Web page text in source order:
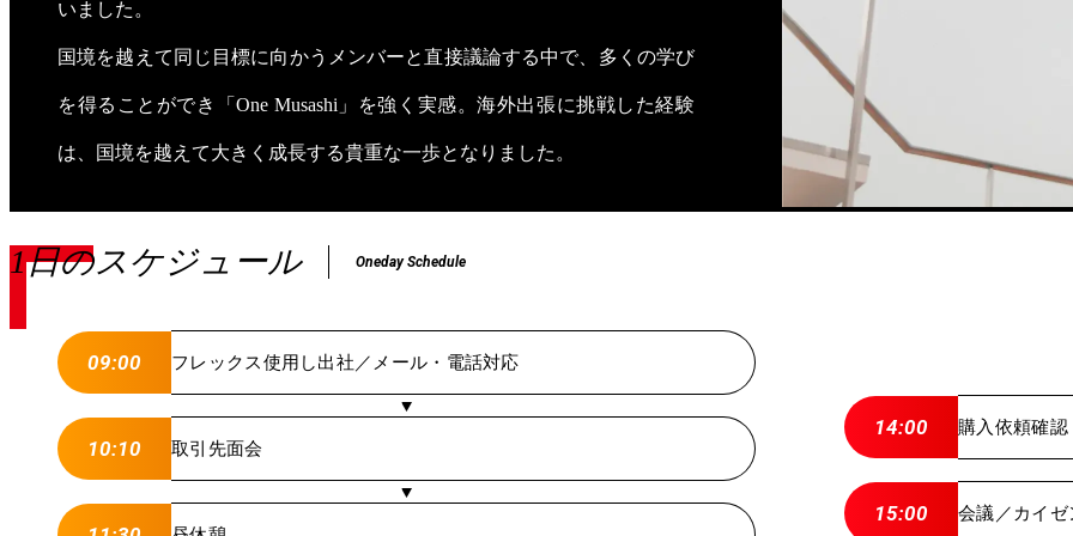
いました。
国境を越えて同じ目標に向かうメンバーと直接議論する中で、多くの学び
を得ることができ「One Musashi」を強く実感。海外出張に挑戦した経験
は、国境を越えて大きく成長する貴重な一歩となりました。
1日のスケジュール Oneday Schedule
09:00 フレックス使用し出社／メール・電話対応
10:10 取引先面会
14:00 購入依頼確認
15:00 会議／カイゼ